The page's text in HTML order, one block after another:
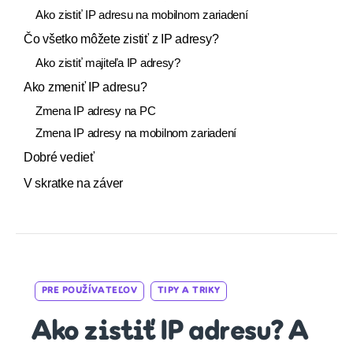
Ako zistiť IP adresu na mobilnom zariadení
Čo všetko môžete zistiť z IP adresy?
Ako zistiť majiteľa IP adresy?
Ako zmeniť IP adresu?
Zmena IP adresy na PC
Zmena IP adresy na mobilnom zariadení
Dobré vedieť
V skratke na záver
Categories
PRE POUŽÍVATEĽOV TIPY A TRIKY
Ako zistiť IP adresu? A